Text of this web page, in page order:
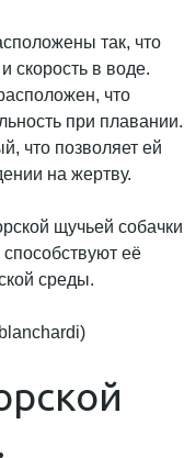
так, что
скорость в воде.
что
при плавании.
что позволяет ей
на жертву.
щучьей собачки
её
среды.